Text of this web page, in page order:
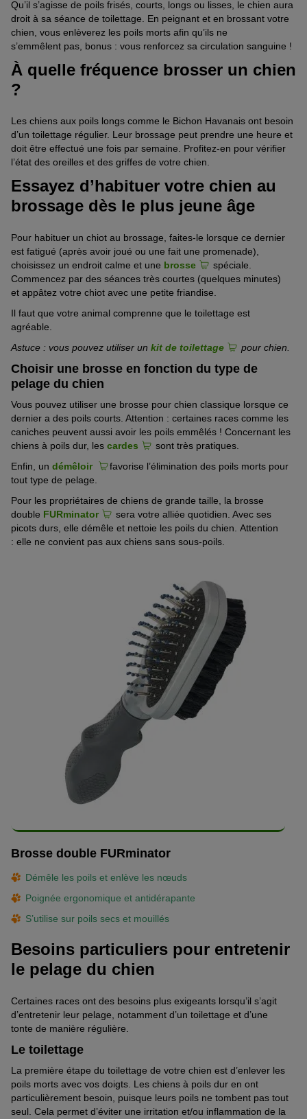
Qu’il s’agisse de poils frisés , courts, longs ou lisses, le chien aura
droit à sa séance de toilettage. En peignant et en brossant votre
chien, vous enlèverez les poils morts afin qu’ils ne
s’emmêlent pas , bonus : vous renforcez sa circulation sanguine !
À quelle fréquence brosser un chien
?
Les chiens aux poils longs comme le Bichon Havanais ont besoin
d’un toilettage régulier. Leur brossage peut prendre une heure et
doit être effectué une fois par semaine. Profitez-en pour vérifier
l’état des oreilles et des griffes de votre chien.
Essayez d’habituer votre chien au
brossage dès le plus jeune âge
Pour habituer un chiot au brossage, faites-le lorsque ce dernier
est fatigué (après avoir joué ou une fait une promenade),
choisissez un endroit calme et une brosse
spéciale.
Commencez par des séances très courtes (quelques minutes)
et appâtez votre chiot avec une petite friandise.
Il faut que votre animal comprenne que le toilettage est
agréable.
Astuce : vous pouvez utiliser un kit de toilettage pour chien.
Choisir une brosse en fonction du type de
pelage du chien
Vous pouvez utiliser une brosse pour chien classique lorsque ce
dernier a des poils courts. Attention : certaines races comme les
caniches peuvent aussi avoir les poils emmêlés ! Concernant les
chiens à poils dur, les cardes
sont très pratiques.
Enfin, un démêloir
favorise l’élimination des poils morts pour
tout type de pelage
Pour les propriétaires de chiens de grande taille, la brosse
double FURminator
sera votre alliée quotidien. Avec ses
picots durs, elle démêle et nettoie les poils du chien. Attention
: elle ne convient pas aux chiens sans sous-poils.
Brosse double FURminator
Démêle les poils et enlève les nœuds
Poignée ergonomique et antidérapante
S’utilise sur poils secs et mouillés
Besoins particuliers pour entretenir
le pelage du chien
Certaines races ont des besoins plus exigeants lorsqu’il s’agit
d’entretenir leur pelage
notamment d’un toilettage et d’une
tonte de manière régulière.
Le toilettage
La première étape du toilettage de votre chien est d’enlever les
poils morts avec vos doigts. Les chiens à poils dur en ont
particulièrement besoin , puisque leurs poils ne tombent pas tout
seul. Cela permet d’éviter une irritation et/ou inflammation de la